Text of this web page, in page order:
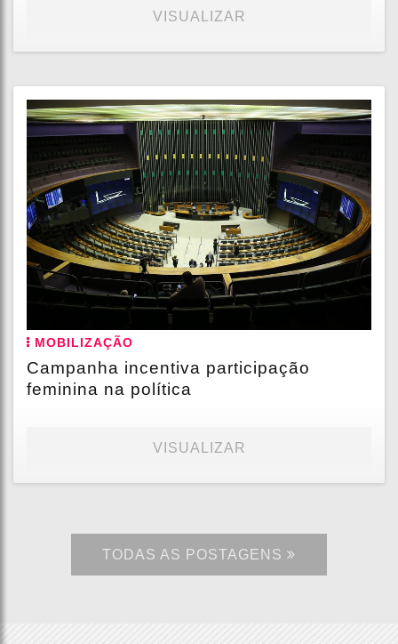
VISUALIZAR
MOBILIZAÇÃO
Campanha incentiva participação
feminina na política
VISUALIZAR
TODAS AS POSTAGENS